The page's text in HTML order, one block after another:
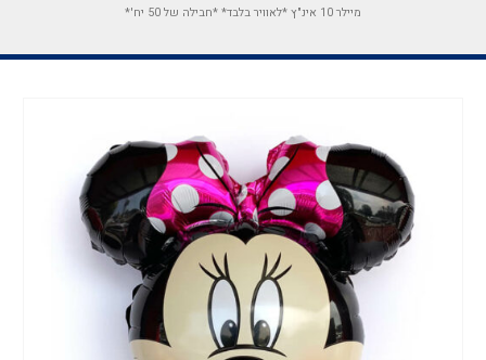
מיילר 10 אינ"ץ *לאוויר בלבד* *חבילה של 50 יח'*